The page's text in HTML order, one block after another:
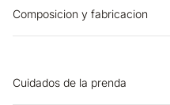
y moderna.
granulada al tacto, suave y
Composicion y fabricacion
Cuidados de la prenda